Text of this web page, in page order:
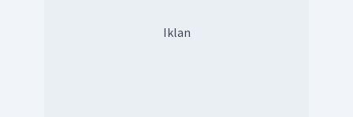
Iklan